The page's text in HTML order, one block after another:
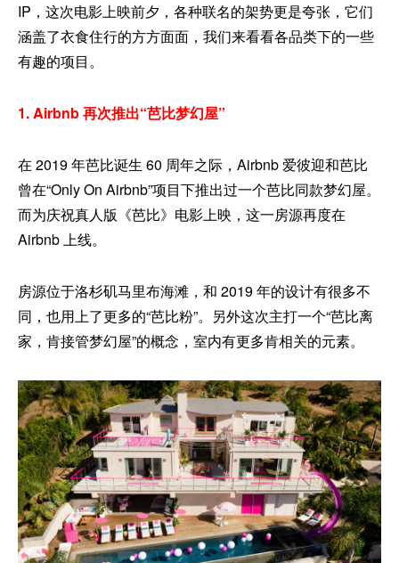
IP，这次电影上映前夕，各种联名的架势更是夸张，它们
涵盖了衣食住行的方方面面，我们来看看各品类下的一些
有趣的项目。
1. Airbnb 再次推出“芭比梦幻屋”
在 2019 年芭比诞生 60 周年之际，Airbnb 爱彼迎和芭比
曾在“Only On Airbnb”项目下推出过一个芭比同款梦幻屋。
而为庆祝真人版《芭比》电影上映，这一房源再度在
Airbnb 上线。
房源位于洛杉矶马里布海滩，和 2019 年的设计有很多不
同，也用上了更多的“芭比粉”。另外这次主打一个“芭比离
家，肯接管梦幻屋”的概念，室内有更多肯相关的元素。